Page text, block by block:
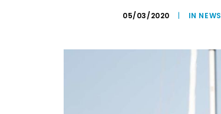
05/03/2020 | IN NEWS